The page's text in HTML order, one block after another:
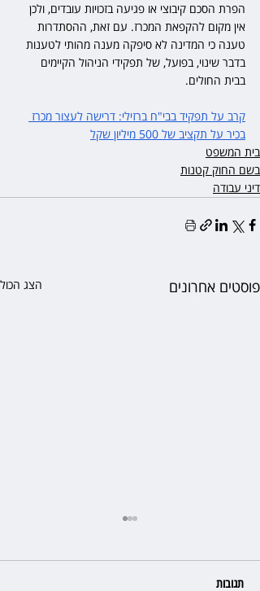
הפרת הסכם קיבוצי או פגיעה בזכויות עובדים, ולכן
אין מקום להקפאת המכרז. עם זאת, ההסתדרות
טענה כי המדינה לא סיפקה מענה מהותי לטענות
בדבר שינוי, בפועל, של תפקידי הניהול הקיימים
בבית החולים.
קרב על תפקיד בבי"ח ברזילי: דרישה לעצור מכרז
בכיר על תקציב של 500 מיליון שקל
בית המשפט
בשם החוק קטנות
דיני עבודה
פוסטים אחרונים הצג הכול
תגובות